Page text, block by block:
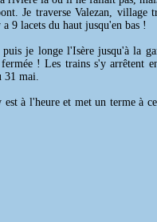
Je traverse Valezan, village
9 lacets du haut jusqu'en bas !
je longe l'Isère jusqu'à la
! Les trains s'y arrêtent
31 mai.
à l'heure et met un terme à